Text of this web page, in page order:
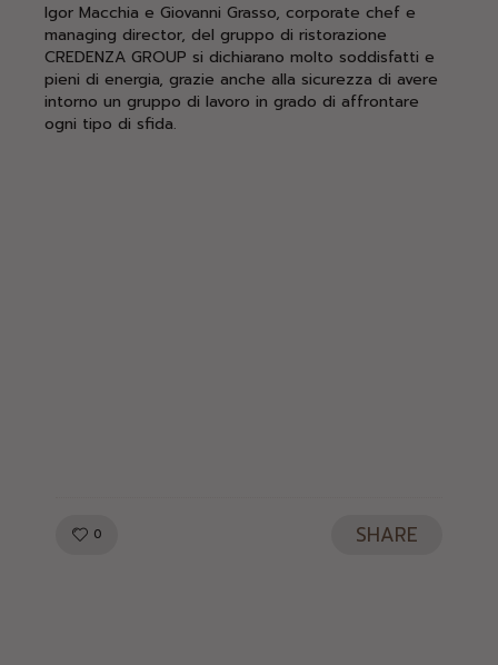
Igor Macchia e Giovanni Grasso, corporate chef e
managing director, del gruppo di ristorazione
CREDENZA GROUP si dichiarano molto soddisfatti e
pieni di energia, grazie anche alla sicurezza di avere
intorno un gruppo di lavoro in grado di affrontare
ogni tipo di sfida.
0 SHARE